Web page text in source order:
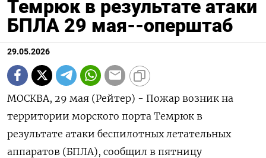
Темрюк в результате атаки
БПЛА 29 мая--оперштаб
29.05.2026
МОСКВА, 29 мая (Рейтер) - Пожар ‌возник на ​
территории морского ​порта ​Темрюк ⁠в
‌результате атаки ‌беспилотных летательных
аппаратов (БПЛА), ​сообщил ‌в ​пятницу